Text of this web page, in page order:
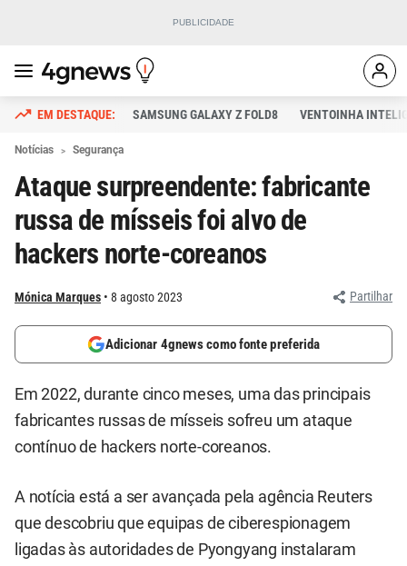
SAMSUNG GALAXY Z FOLD8 VENTOINHA
Notícias Segurança
Ataque surpreendente: fabricante
russa de mísseis foi alvo de
hackers norte-coreanos
Mónica Marques 8 agosto 2023 Partilhar
Adicionar 4gnews como fonte preferida
Em 2022, durante cinco meses, uma das principais
fabricantes russas de mísseis sofreu um ataque
contínuo de hackers norte-coreanos.
A notícia está a ser avançada pela agência Reuters
que descobriu que equipas de ciberespionagem
ligadas às autoridades de Pyongyang instalaram